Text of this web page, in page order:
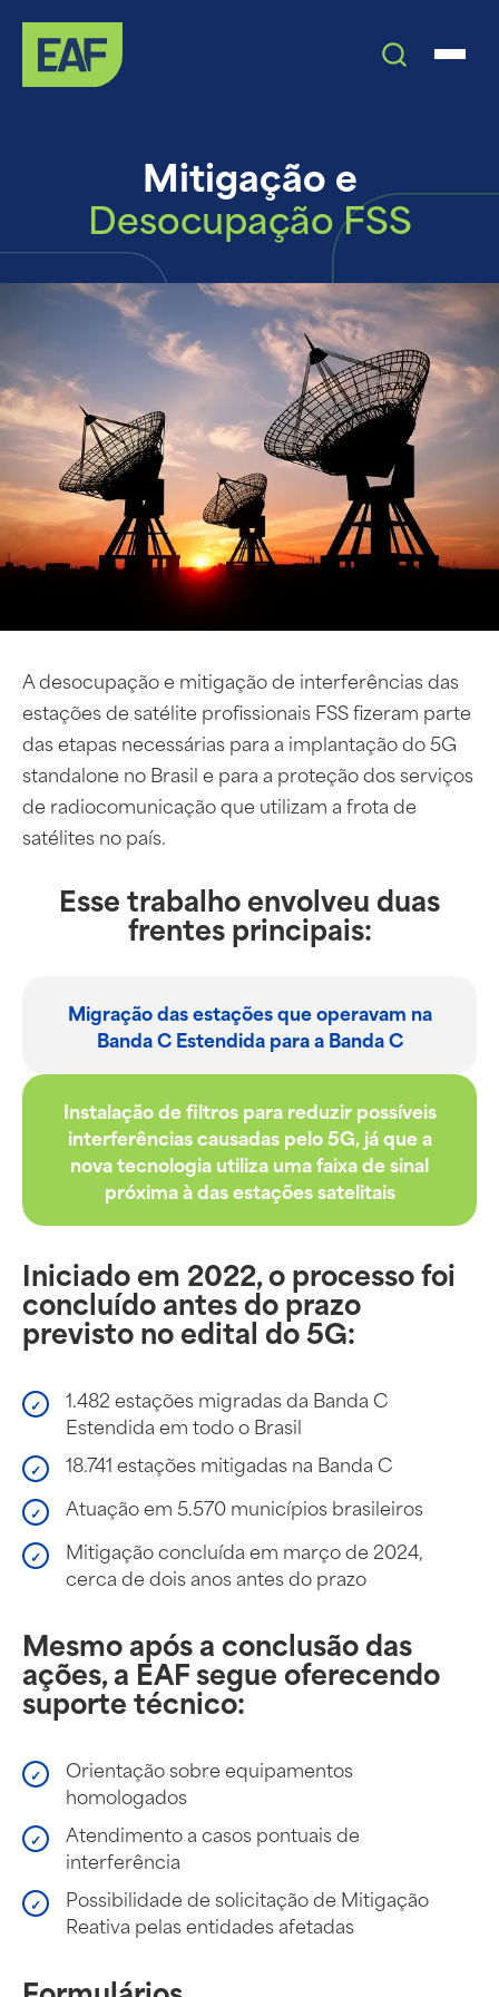
Mitigação e
Desocupação FSS
A desocupação e mitigação de interferências das
estações de satélite profissionais FSS fizeram parte
das etapas necessárias para a implantação do 5G
standalone no Brasil e para a proteção dos serviços
de radiocomunicação que utilizam a frota de
satélites no país.
Esse trabalho envolveu duas
frentes principais:
Migração das estações que operavam na
Banda C Estendida para a Banda C
Instalação de filtros para reduzir possíveis
interferências causadas pelo 5G, já que a
nova tecnologia utiliza uma faixa de sinal
próxima à das estações satelitais
Iniciado em 2022, o processo foi
concluído antes do prazo
previsto no edital do 5G:
1.482 estações migradas da Banda C
Estendida em todo o Brasil
18.741 estações mitigadas na Banda C
Atuação em 5.570 municípios brasileiros
Mitigação concluída em março de 2024,
cerca de dois anos antes do prazo
Mesmo após a conclusão das
ações, a EAF segue oferecendo
suporte técnico:
Orientação sobre equipamentos
homologados
Atendimento a casos pontuais de
interferência
Possibilidade de solicitação de Mitigação
Reativa pelas entidades afetadas